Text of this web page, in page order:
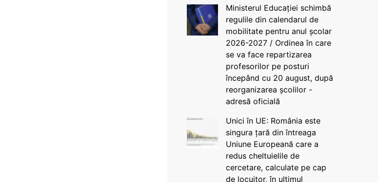
Ministerul Educației schimbă
regulile din calendarul de
mobilitate pentru anul școlar
2026-2027 / Ordinea în care
se va face repartizarea
profesorilor pe posturi
începând cu 20 august, după
reorganizarea școlilor -
adresă oficială
Unici în UE: România este
singura țară din întreaga
Uniune Europeană care a
redus cheltuielile de
cercetare, calculate pe cap
de locuitor, în ultimul